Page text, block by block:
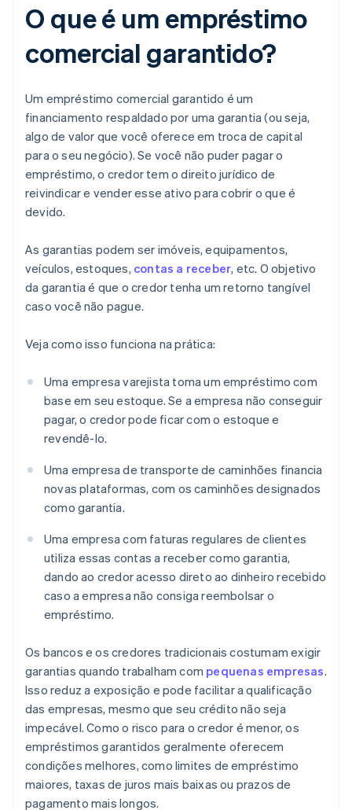
O que é um empréstimo
comercial garantido?
Um empréstimo comercial garantido é um
financiamento respaldado por uma garantia (ou seja,
algo de valor que você oferece em troca de capital
para o seu negócio). Se você não puder pagar o
empréstimo, o credor tem o direito jurídico de
reivindicar e vender esse ativo para cobrir o que é
devido.
As garantias podem ser imóveis, equipamentos,
veículos, estoques, contas a receber, etc. O objetivo
da garantia é que o credor tenha um retorno tangível
caso você não pague.
Veja como isso funciona na prática:
Uma empresa varejista toma um empréstimo com
base em seu estoque. Se a empresa não conseguir
pagar, o credor pode ficar com o estoque e
revendê-lo.
Uma empresa de transporte de caminhões financia
novas plataformas, com os caminhões designados
como garantia.
Uma empresa com faturas regulares de clientes
utiliza essas contas a receber como garantia,
dando ao credor acesso direto ao dinheiro recebido
caso a empresa não consiga reembolsar o
empréstimo.
Os bancos e os credores tradicionais costumam exigir
garantias quando trabalham com pequenas empresas.
Isso reduz a exposição e pode facilitar a qualificação
das empresas, mesmo que seu crédito não seja
impecável. Como o risco para o credor é menor, os
empréstimos garantidos geralmente oferecem
condições melhores, como limites de empréstimo
maiores, taxas de juros mais baixas ou prazos de
pagamento mais longos.